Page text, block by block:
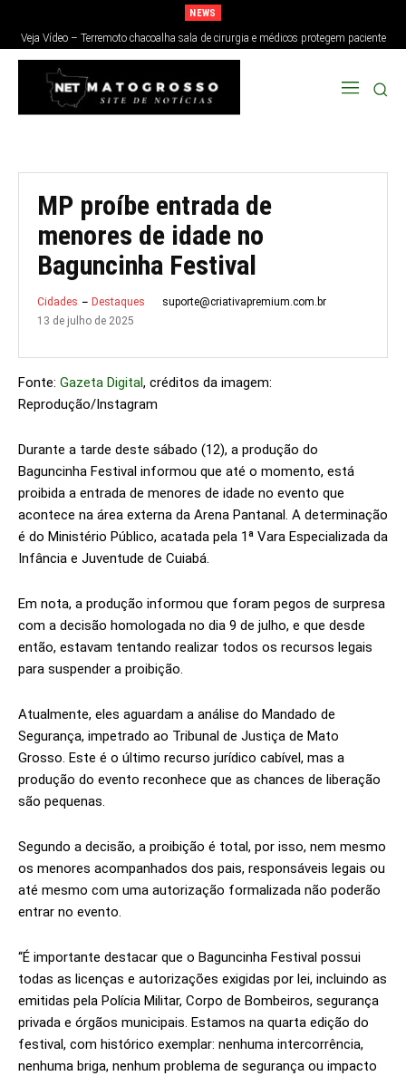
NEWS
Veja Vídeo – Terremoto chacoalha sala de cirurgia e médicos protegem paciente
no Japão; veja
MP proíbe entrada de
menores de idade no
Baguncinha Festival
Cidades Destaques
suporte@criativapremium.com.br
13 de julho de 2025
Fonte: Gazeta Digital, créditos da imagem:
Reprodução/Instagram
Durante a tarde deste sábado (12), a produção do
Baguncinha Festival informou que até o momento, está
proibida a entrada de menores de idade no evento que
acontece na área externa da Arena Pantanal. A determinação
é do Ministério Público, acatada pela 1ª Vara Especializada da
Infância e Juventude de Cuiabá.
Em nota, a produção informou que foram pegos de surpresa
com a decisão homologada no dia 9 de julho, e que desde
então, estavam tentando realizar todos os recursos legais
para suspender a proibição.
Atualmente, eles aguardam a análise do Mandado de
Segurança, impetrado ao Tribunal de Justiça de Mato
Grosso. Este é o último recurso jurídico cabível, mas a
produção do evento reconhece que as chances de liberação
são pequenas.
Segundo a decisão, a proibição é total, por isso, nem mesmo
os menores acompanhados dos pais, responsáveis legais ou
até mesmo com uma autorização formalizada não poderão
entrar no evento.
“É importante destacar que o Baguncinha Festival possui
todas as licenças e autorizações exigidas por lei, incluindo as
emitidas pela Polícia Militar, Corpo de Bombeiros, segurança
privada e órgãos municipais. Estamos na quarta edição do
festival, com histórico exemplar: nenhuma intercorrência,
nenhuma briga, nenhum problema de segurança ou impacto